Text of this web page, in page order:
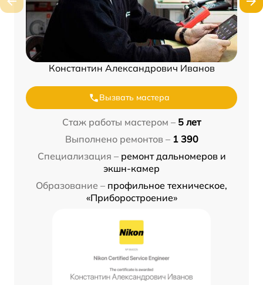
Константин Александрович Иванов
Вызвать мастера
Стаж работы мастером – 5 лет
Выполнено ремонтов – 1 390
Специализация – ремонт дальномеров и
экшн-камер
Образование – профильное техническое,
«Приборостроение»